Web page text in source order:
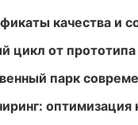
качества и
цикл от
парк
оптимизация